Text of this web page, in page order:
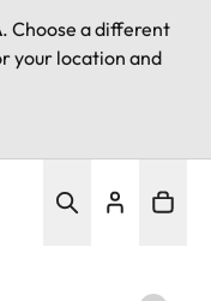
. Choose a different
your location and